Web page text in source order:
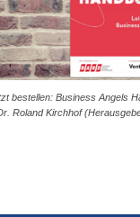
bestellen: Business Angels
Roland Kirchhof